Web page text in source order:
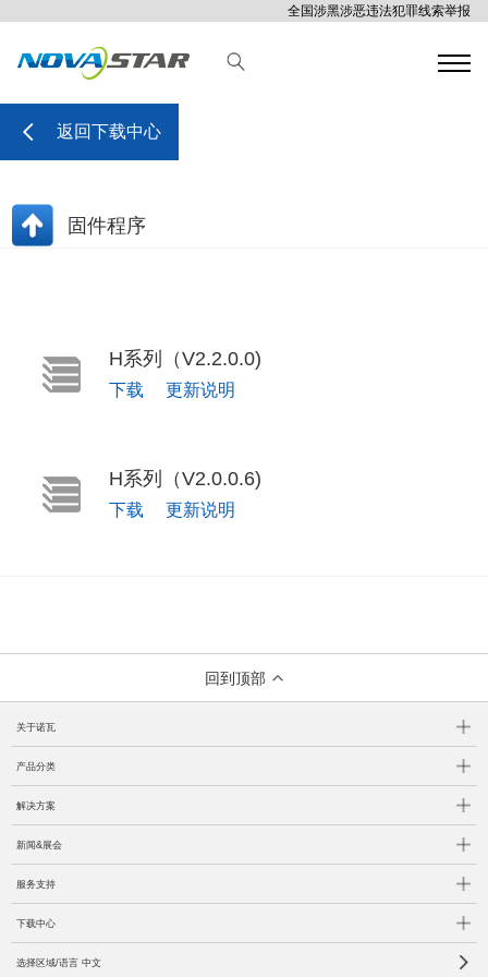
全国涉黑涉恶违法犯罪线索举报
返回下载中心
固件程序
H系列（V2.2.0.0)
下载 更新说明
H系列（V2.0.0.6)
下载 更新说明
回到顶部
关于诺瓦
产品分类
解决方案
新闻&展会
服务支持
下载中心
选择区域/语言 中文